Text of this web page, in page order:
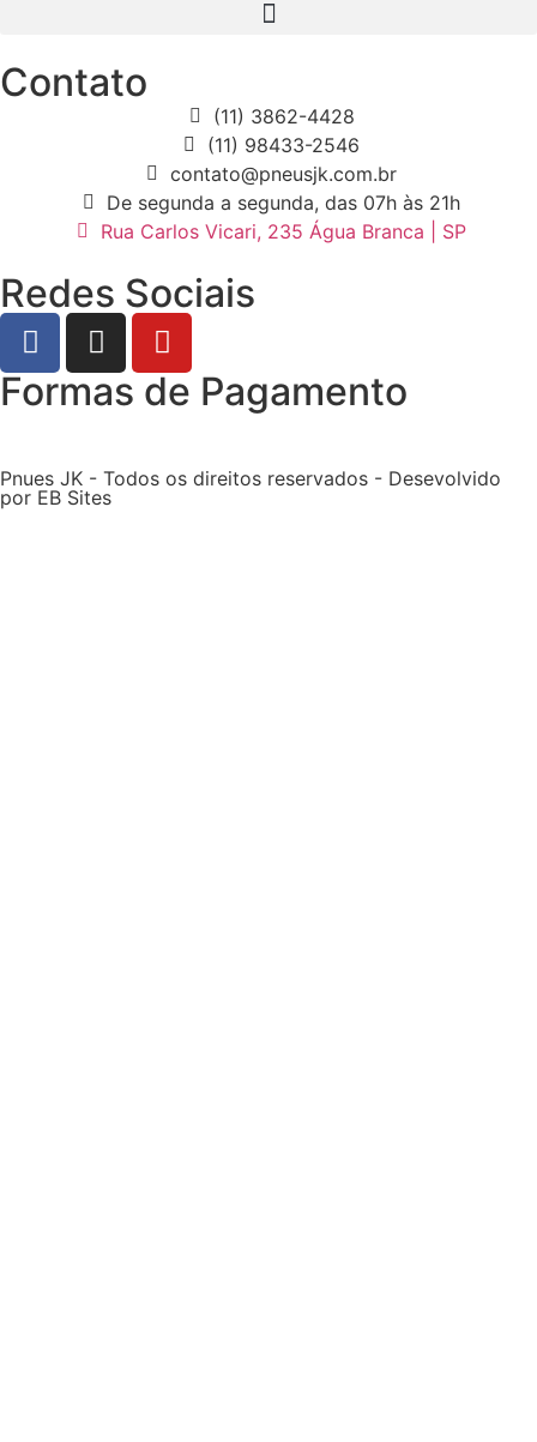
Contato
(11) 3862-4428
(11) 98433-2546
contato@pneusjk.com.br
De segunda a segunda, das 07h às 21h
Rua Carlos Vicari, 235 Água Branca | SP
Redes Sociais
Formas de Pagamento
Pnues JK - Todos os direitos reservados - Desevolvido
por EB Sites